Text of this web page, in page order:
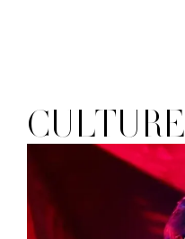
CULTURE